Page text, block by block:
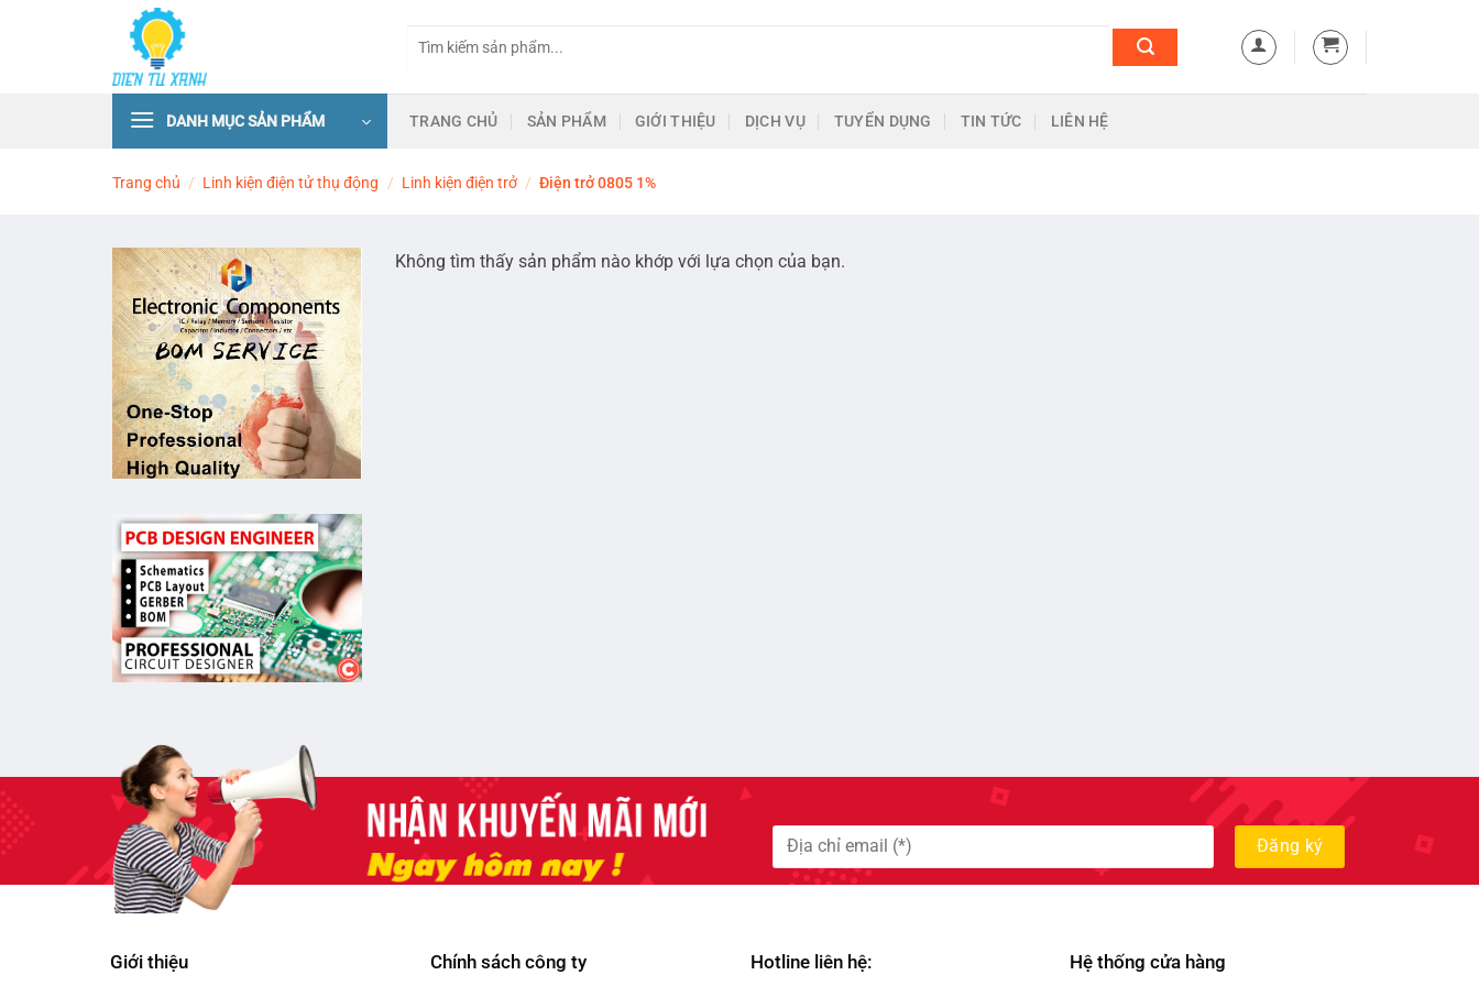
kiếm:
DANH MỤC SẢN PHẨM TRANG CHỦ SẢN PHẨM GIỚI THIỆU DỊCH VỤ TUYỂN DỤNG TIN TỨC LIÊN HỆ
Trang chủ / Linh kiện điện tử thụ động / Linh kiện điện trở / Điện trở 0805 1%
Không tìm thấy sản phẩm nào khớp với lựa chọn của bạn.
Giới thiệu Chính sách công ty Hotline liên hệ: Hệ thống cửa hàng